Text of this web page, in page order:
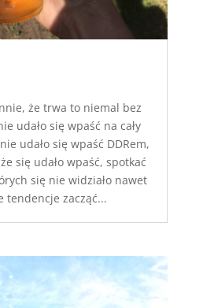
że trwa to niemal bez
udało się wpaść na cały
udało się wpaść DDRem,
się udało wpaść, spotkać
się nie widziało nawet
tendencje zacząć...